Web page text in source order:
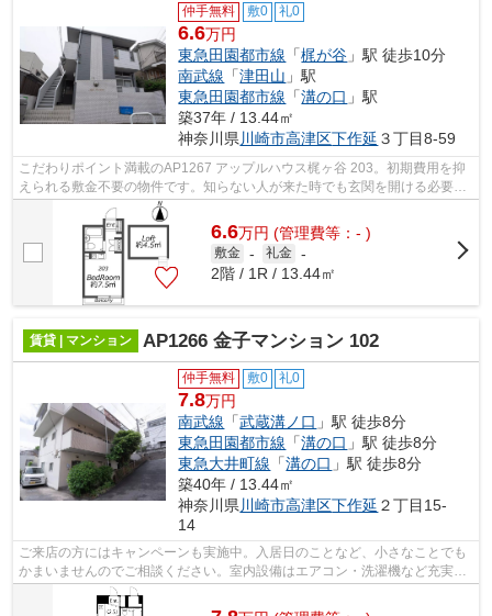
仲手無料 敷0 礼0
6.6万円
東急田園都市線 「梶が谷 」駅 徒歩10分
南武線 「津田山 」駅
東急田園都市線 「溝の口 」駅
築37年 / 13.44㎡
神奈川県 川崎市高津区下作延 ３丁目8-59
こだわりポイント満載のAP1267 アップルハウス梶ヶ谷 203。初期費用を抑
えられる敷金不要の物件です。知らない人が来た時でも玄関を開ける必要が
なくなるモニター付きインターホンを備...
6.6万円 (管理費等：- )
敷金 - 礼金 -
2階 / 1R / 13.44㎡
賃貸 | マンション AP1266 金子マンション 102
仲手無料 敷0 礼0
7.8万円
南武線 「武蔵溝ノ口 」駅 徒歩8分
東急田園都市線 「溝の口 」駅 徒歩8分
東急大井町線 「溝の口 」駅 徒歩8分
築40年 / 13.44㎡
神奈川県川崎市高津区下作延 ２丁目15-
14
ご来店の方にはキャンペーンも実施中。入居日のことなど、小さなことでも
かまいませんのでご相談ください。室内設備はエアコン・洗濯機など充実し
た設備を備え付けています。駅から徒...